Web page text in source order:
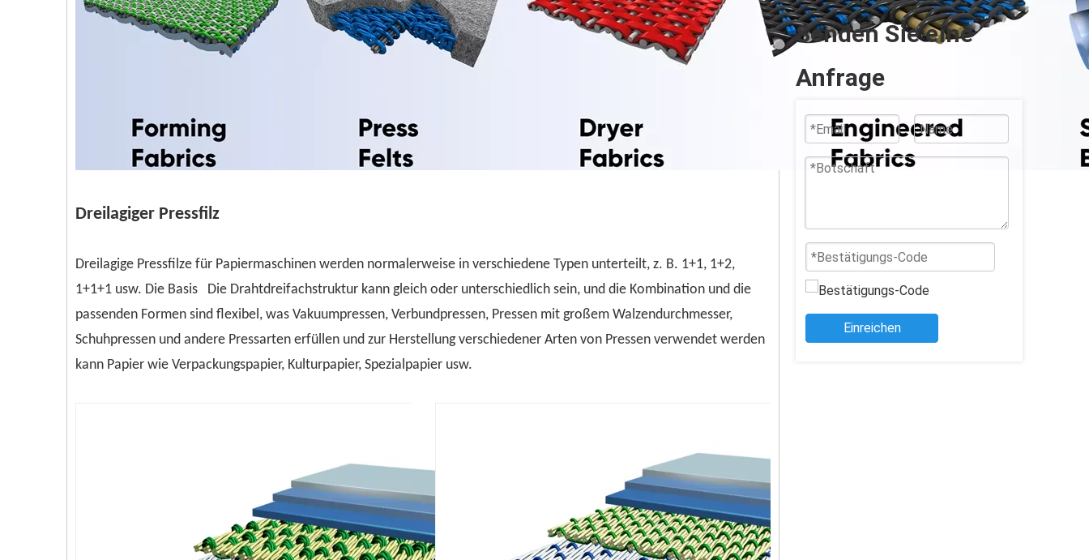
Dreilagiger Pressfilz
Dreilagige Pressfilze für Papiermaschinen werden normalerweise in verschiedene Typen unterteilt, z. B. 1+1, 1+2,
1+1+1 usw. Die Basis Die Drahtdreifachstruktur kann gleich oder unterschiedlich sein, und die Kombination und die
passenden Formen sind flexibel, was Vakuumpressen, Verbundpressen, Pressen mit großem Walzendurchmesser,
Schuhpressen und andere Pressarten erfüllen und zur Herstellung verschiedener Arten von Pressen verwendet werden
kann Papier wie Verpackungspapier, Kulturpapier, Spezialpapier usw.
Senden Sie eine
Anfrage
Einreichen